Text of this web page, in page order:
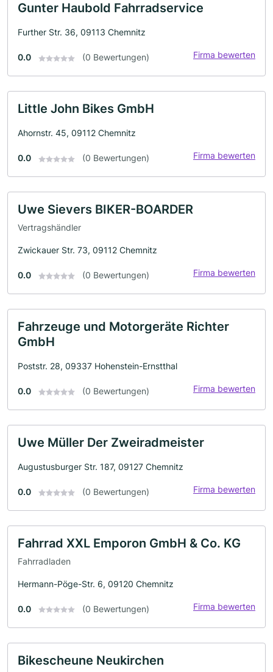
Gunter Haubold Fahrradservice
Further Str. 36, 09113 Chemnitz
0.0 (0 Bewertungen) Firma bewerten
Little John Bikes GmbH
Ahornstr. 45, 09112 Chemnitz
0.0 (0 Bewertungen) Firma bewerten
Uwe Sievers BIKER-BOARDER
Vertragshändler
Zwickauer Str. 73, 09112 Chemnitz
0.0 (0 Bewertungen) Firma bewerten
Fahrzeuge und Motorgeräte Richter
GmbH
Poststr. 28, 09337 Hohenstein-Ernstthal
0.0 (0 Bewertungen) Firma bewerten
Uwe Müller Der Zweiradmeister
Augustusburger Str. 187, 09127 Chemnitz
0.0 (0 Bewertungen) Firma bewerten
Fahrrad XXL Emporon GmbH & Co. KG
Fahrradladen
Hermann-Pöge-Str. 6, 09120 Chemnitz
0.0 (0 Bewertungen) Firma bewerten
Bikescheune Neukirchen